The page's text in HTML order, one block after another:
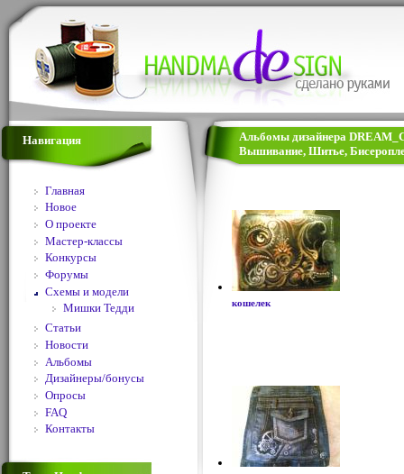
Навигация
Главная
Новое
О проекте
Мастер-классы
Конкурсы
Форумы
Схемы и модели
Мишки Тедди
Статьи
Новости
Альбомы
Дизайнеры/бонусы
Опросы
FAQ
Контакты
Альбомы дизайнера
Вышивание, Шитье,
кошелек